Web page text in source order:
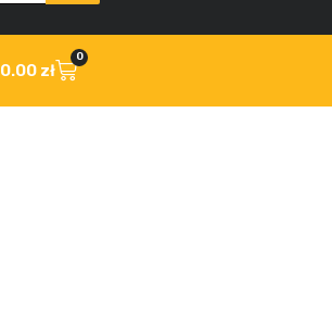
0.00 zł
0